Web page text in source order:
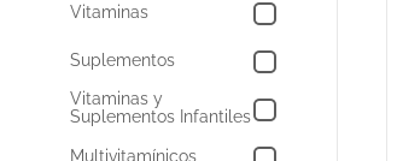
Vitaminas
Suplementos
Vitaminas y
Suplementos Infantiles
Multivitamínicos